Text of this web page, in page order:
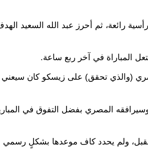
(والذي تحقق) على زيسكو كان سيعني
تأهل الزمالك متصدرًا لمجموعة برصيد 11 نقطة، وسيرافقه المصري
ولم يحدد كاف موعدها بشكلٍ رسمي